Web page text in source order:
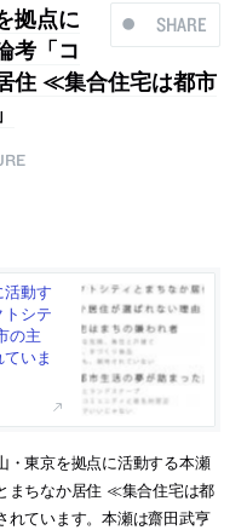
SHARE
拠点に
考「コ
住 ≪集合住宅は都市
動す
シテ
の主
いま
・東京を拠点に活動する本瀬
まちなか居住 ≪集合住宅は都
ています。本瀬は齋田武亨